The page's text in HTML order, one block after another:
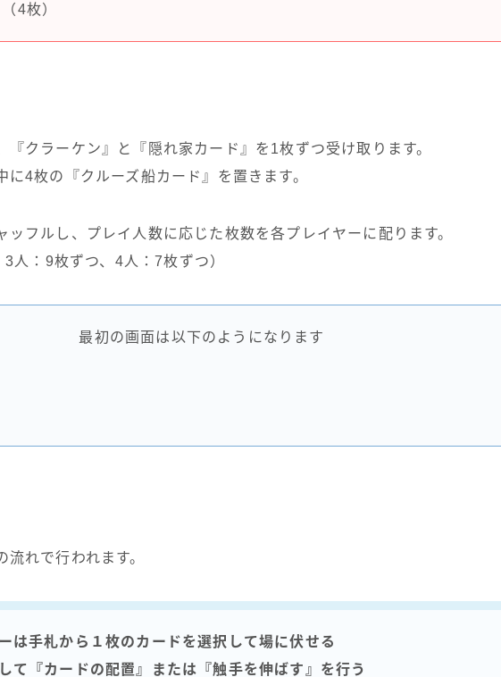
4枚）
『クラーケン』と『隠れ家カード』を1枚ずつ受け取ります。
に4枚の『クルーズ船カード』を置きます。
ッフルし、プレイ人数に応じた枚数を各プレイヤーに配ります。
3人：9枚ずつ、4人：7枚ずつ）
最初の画面は以下のようになります
れで行われます。
は手札から１枚のカードを選択して場に伏せる
て『カードの配置』または『触手を伸ばす』を行う